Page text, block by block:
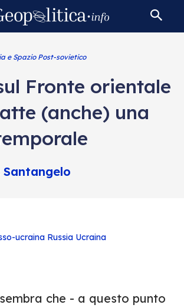
e Spazio Post-sovietico
Fronte orientale
(anche) una
ucraina Russia Ucraina
che - a questo punto